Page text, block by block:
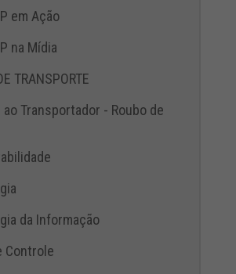
em Ação
na Mídia
TRANSPORTE
Transportador - Roubo de
da Informação
Controle